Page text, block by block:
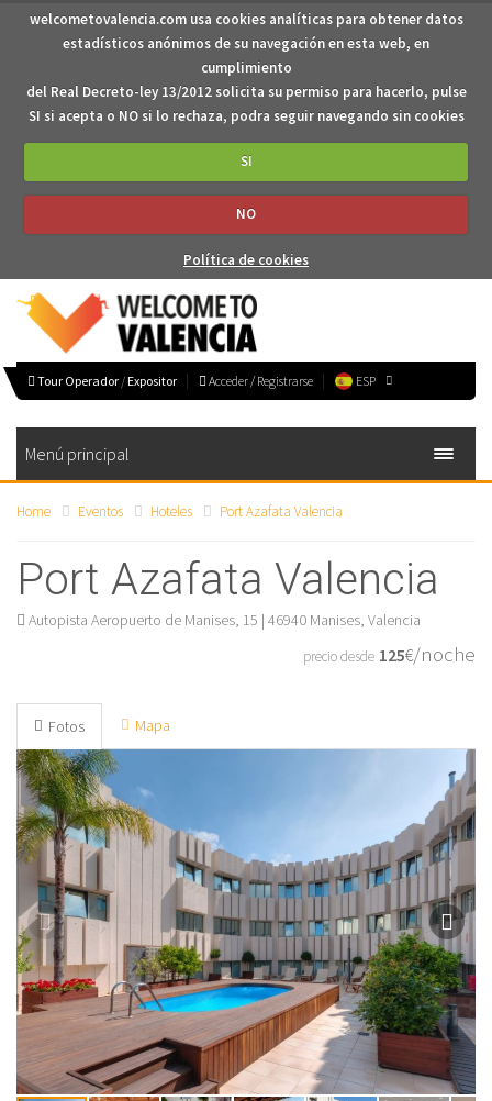
welcometovalencia.com usa cookies analíticas para obtener datos
estadísticos anónimos de su navegación en esta web, en
cumplimiento
del Real Decreto-ley 13/2012 solicita su permiso para hacerlo, pulse
SI si acepta o NO si lo rechaza, podra seguir navegando sin cookies
SI
NO
Política de cookies
Tour Operador /Expositor Acceder / Registrarse ESP
Menú principal
Home Eventos Hoteles Port Azafata Valencia
Port Azafata Valencia
Autopista Aeropuerto de Manises, 15 | 46940 Manises, Valencia
precio desde 125€/noche
Fotos Mapa